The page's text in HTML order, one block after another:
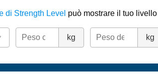
di Strength Level può mostrare il tuo
kg kg